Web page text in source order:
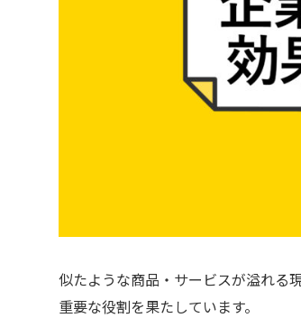
似たような商品・サービスが溢れる
重要な役割を果たしています。